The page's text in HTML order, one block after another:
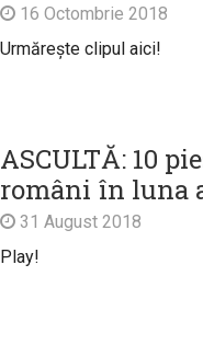
16 Octombrie 2018
Urmărește clipul aici!
ASCULTĂ: 10
români în luna
31 August 2018
Play!